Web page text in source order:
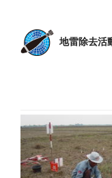
地雷除去活